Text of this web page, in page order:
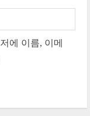
에 이름, 이메